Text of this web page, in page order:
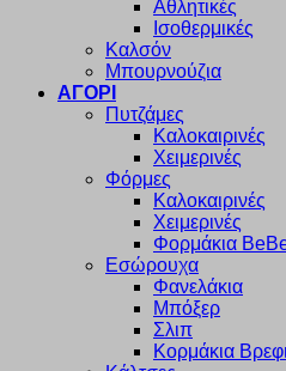
Αθλητικές
Ισοθερμικές
Καλσόν
Μπουρνούζια
ΑΓΟΡΙ
Πυτζάμες
Καλοκαιρινές
Χειμερινές
Φόρμες
Καλοκαιρινές
Χειμερινές
Φορμάκια
Εσώρουχα
Φανελάκια
Μπόξερ
Σλιπ
Κορμάκια